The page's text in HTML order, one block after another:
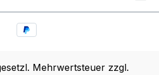
Mehrwertsteuer zzgl.